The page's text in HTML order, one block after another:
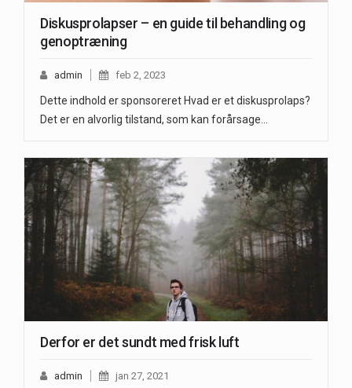
Diskusprolapser – en guide til behandling og
genoptræning
admin feb 2, 2023
Dette indhold er sponsoreret Hvad er et diskusprolaps?
Det er en alvorlig tilstand, som kan forårsage…
Derfor er det sundt med frisk luft
admin jan 27, 2021